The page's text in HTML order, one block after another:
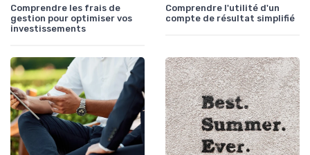
Comprendre les frais de
gestion pour optimiser vos
investissements
Comprendre l'utilité d'un
compte de résultat simplifié